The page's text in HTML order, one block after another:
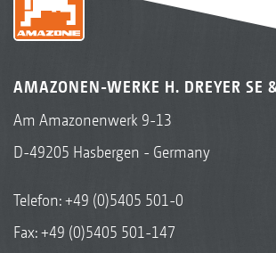
AMAZONEN-WERKE H. DREYER SE
Am Amazonenwerk 9-13
D-49205 Hasbergen - Germany
Telefon:+49 (0)5405 501-0
Fax: +49 (0)5405 501-147